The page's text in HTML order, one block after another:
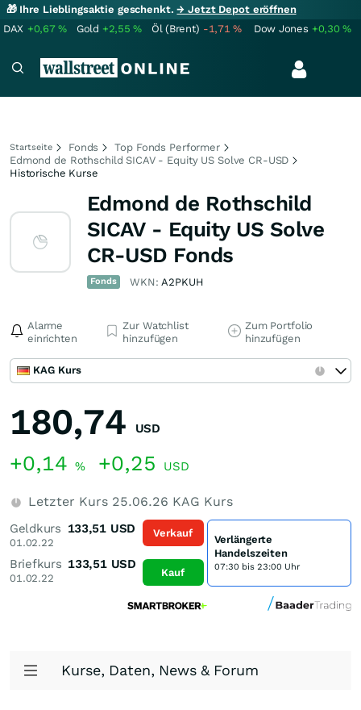
🎁 Ihre Lieblingsaktie geschenkt.→ Jetzt Depot eröffnen
DAX +0,67% Gold +2,55% Öl (Brent) -1,71% Dow Jones +0,30%
Startseite Fonds
Top Fonds Performer
Edmond de Rothschild SICAV - Equity US Solve CR-USD
Historische Kurse
Edmond de Rothschild
SICAV - Equity US Solve
CR-USD Fonds
Fonds WKN:A2PKUH
Alarme
einrichten
Zur Watchlist
hinzufügen
Zum Portfolio
hinzufügen
KAG Kurs
180,74 USD
+0,14 % +0,25 USD
Letzter Kurs 25.06.26 KAG Kurs
Geldkurs
01.02.22
133,51 USD
Briefkurs
01.02.22
133,51 USD
Verkauf
Kauf
Verlängerte
Handelszeiten
07:30 bis 23:00 Uhr
Kurse, Daten, News & Forum